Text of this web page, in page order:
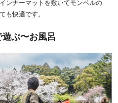
ンナーマットを敷いてモンベルの
も快適です。
遊ぶ〜お風呂